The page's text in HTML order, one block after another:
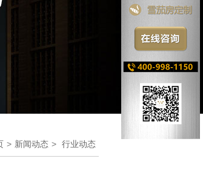
> 新闻动态 > 行业动态